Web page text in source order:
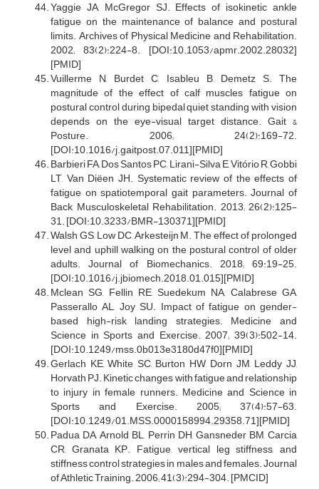
Yaggie JA, McGregor SJ. Effects of isokinetic ankle
fatigue on the maintenance of balance and postural
limits. Archives of Physical Medicine and Rehabilitation.
2002; 83(2):224-8. [DOI:10.1053/apmr.2002.28032]
[PMID]
Vuillerme N, Burdet C, Isableu B, Demetz S. The
magnitude of the effect of calf muscles fatigue on
postural control during bipedal quiet standing with vision
depends on the eye-visual target distance. Gait &
Posture. 2006; 24(2):169-72.
[DOI:10.1016/j.gaitpost.07.011][PMID]
Barbieri FA, Dos Santos PC, Lirani-Silva E, Vitório R, Gobbi
LT, Van Diëen JH. Systematic review of the effects of
fatigue on spatiotemporal gait parameters. Journal of
Back Musculoskeletal Rehabilitation. 2013; 26(2):125-
31. [DOI:10.3233/BMR-130371][PMID]
Walsh GS, Low DC, Arkesteijn M. The effect of prolonged
level and uphill walking on the postural control of older
adults. Journal of Biomechanics. 2018; 69:19-25.
[DOI:10.1016/j.jbiomech.2018.01.015][PMID]
Mclean SG, Fellin RE, Suedekum NA, Calabrese GA,
Passerallo AL, Joy SU. Impact of fatigue on gender-
based high-risk landing strategies. Medicine and
Science in Sports and Exercise. 2007; 39(3):502-14.
[DOI:10.1249/mss.0b013e3180d47f0][PMID]
Gerlach KE, White SC, Burton HW, Dorn JM, Leddy JJ,
Horvath PJ. Kinetic changes with fatigue and relationship
to injury in female runners. Medicine and Science in
Sports and Exercise. 2005; 37(4):57-63.
[DOI:10.1249/01.MSS.0000158994.29358.71][PMID]
Padua DA, Arnold BL, Perrin DH, Gansneder BM, Carcia
CR, Granata KP. Fatigue, vertical leg stiffness, and
stiffness control strategies in males and females. Journal
of Athletic Training. 2006; 41(3):294-304. [PMCID]